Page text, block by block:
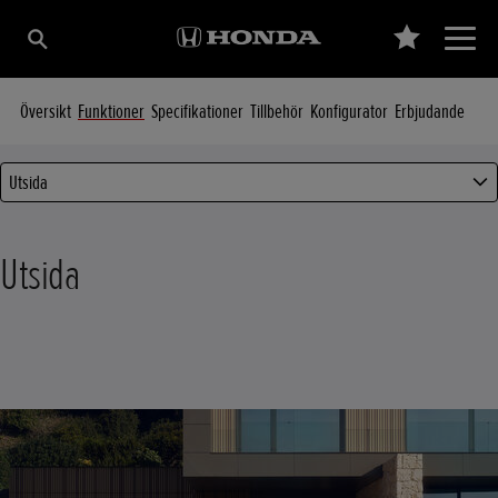
Översikt Funktioner Specifikationer Tillbehör Konfigurator Erbjudande
Utsida
Utsida